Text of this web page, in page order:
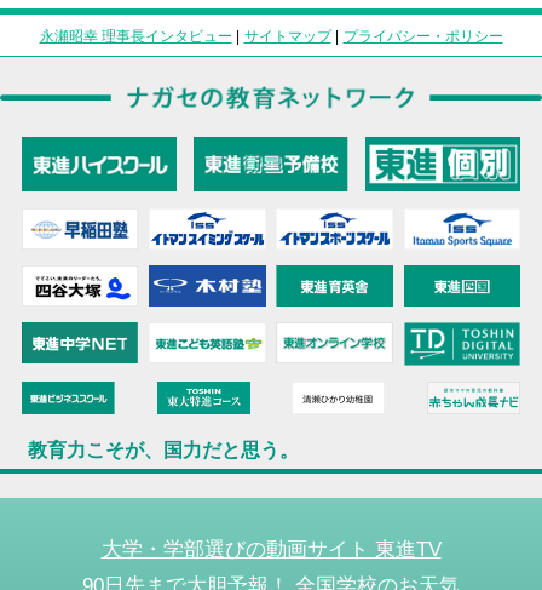
永瀬昭幸 理事長インタビュー | サイトマップ| プライバシー・ポリシー
教育力こそが、国力だと思う。
大学・学部選びの動画サイト 東進TV